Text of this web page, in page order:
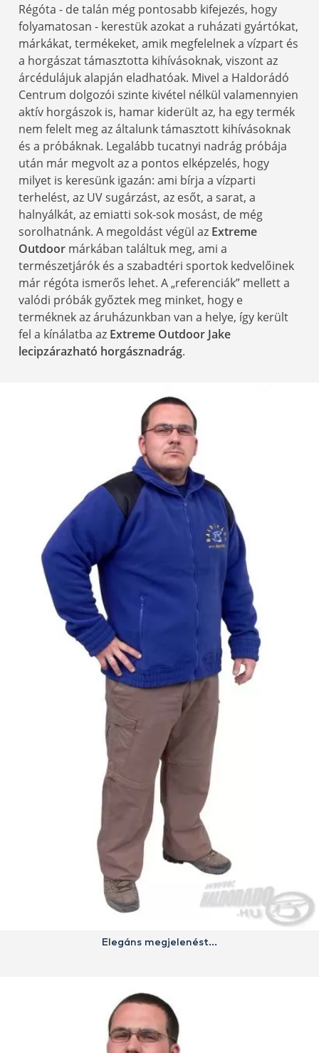
Régóta - de talán még pontosabb kifejezés, hogy
folyamatosan - kerestük azokat a ruházati gyártókat,
márkákat, termékeket, amik megfelelnek a vízpart és
a horgászat támasztotta kihívásoknak, viszont az
árcédulájuk alapján eladhatóak. Mivel a Haldorádó
Centrum dolgozói szinte kivétel nélkül valamennyien
aktív horgászok is, hamar kiderült az, ha egy termék
nem felelt meg az általunk támasztott kihívásoknak
és a próbáknak. Legalább tucatnyi nadrág próbája
után már megvolt az a pontos elképzelés, hogy
milyet is keresünk igazán: ami bírja a vízparti
terhelést, az UV sugárzást, az esőt, a sarat, a
halnyálkát, az emiatti sok-sok mosást, de még
sorolhatnánk. A megoldást végül az Extreme
Outdoor márkában találtuk meg, ami a
természetjárók és a szabadtéri sportok kedvelőinek
már régóta ismerős lehet. A „referenciák” mellett a
valódi próbák győztek meg minket, hogy e
terméknek az áruházunkban van a helye, így került
fel a kínálatba az Extreme Outdoor Jake
lecipzárazható horgásznadrág.
Elegáns megjelenést…